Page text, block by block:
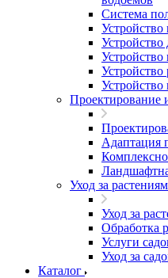
Система
Устройство
Устройство
Устройство
Устройство
Устройство
Проектирование
Адаптация
Уход за
Уход за
Обработка
Услуги
Уход за
Каталог